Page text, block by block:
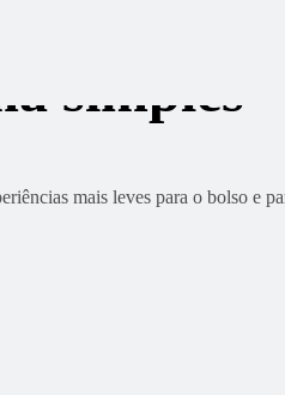
simples
mais leves para o bolso e